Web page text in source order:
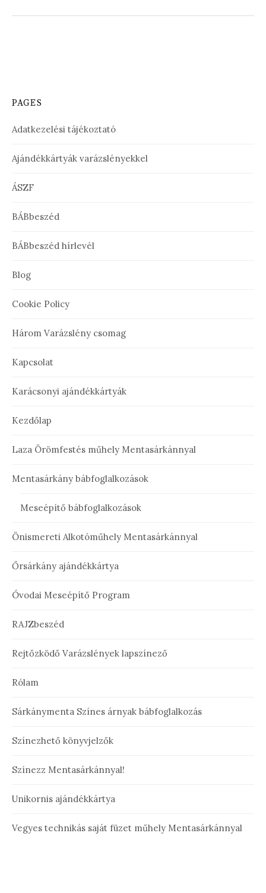
PAGES
Adatkezelési tájékoztató
Ajándékkártyák varázslényekkel
ÁSZF
BÁBbeszéd
BÁBbeszéd hírlevél
Blog
Cookie Policy
Három Varázslény csomag
Kapcsolat
Karácsonyi ajándékkártyák
Kezdőlap
Laza Örömfestés műhely Mentasárkánnyal
Mentasárkány bábfoglalkozások
Meseépítő bábfoglalkozások
Önismereti Alkotóműhely Mentasárkánnyal
Őrsárkány ajándékkártya
Óvodai Meseépítő Program
RAJZbeszéd
Rejtőzködő Varázslények lapszínező
Rólam
Sárkánymenta Színes árnyak bábfoglalkozás
Színezhető könyvjelzők
Színezz Mentasárkánnyal!
Unikornis ajándékkártya
Vegyes technikás saját füzet műhely Mentasárkánnyal